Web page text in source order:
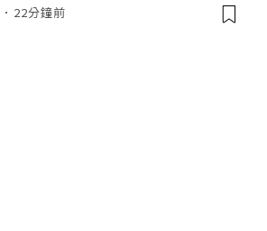
22分鐘前